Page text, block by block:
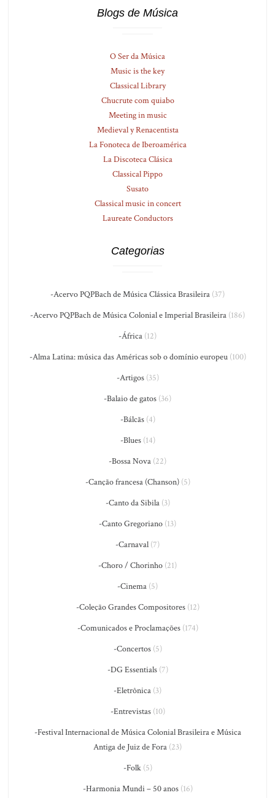
Blogs de Música
O Ser da Música
Music is the key
Classical Library
Chucrute com quiabo
Meeting in music
Medieval y Renacentista
La Fonoteca de Iberoamérica
La Discoteca Clásica
Classical Pippo
Susato
Classical music in concert
Laureate Conductors
Categorias
-Acervo PQPBach de Música Clássica Brasileira (37)
-Acervo PQPBach de Música Colonial e Imperial Brasileira (186)
-África (12)
-Alma Latina: música das Américas sob o domínio europeu(100)
-Artigos(35)
-Balaio de gatos (36)
-Bálcãs(4)
-Blues(14)
-Bossa Nova (22)
-Canção francesa (Chanson)(5)
-Canto da Sibila(3)
-Canto Gregoriano (13)
-Carnaval (7)
-Choro / Chorinho (21)
-Cinema (5)
-Coleção Grandes Compositores(12)
-Comunicados e Proclamações(174)
-Concertos(5)
-DG Essentials(7)
-Eletrônica (3)
-Entrevistas(10)
-Festival Internacional de Música Colonial Brasileira e Música
Antiga de Juiz de Fora (23)
-Folk(5)
-Harmonia Mundi – 50 anos(16)